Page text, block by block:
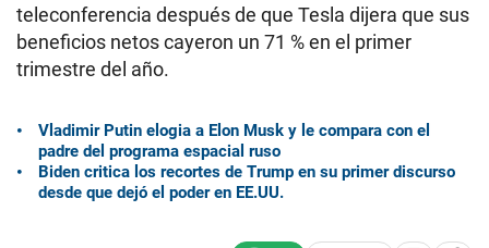
teleconferencia después de que Tesla dijera que sus
beneficios netos cayeron un 71 % en el primer
trimestre del año.
Vladimir Putin elogia a Elon Musk y le compara con el
padre del programa espacial ruso
Biden critica los recortes de Trump en su primer discurso
desde que dejó el poder en EE.UU.